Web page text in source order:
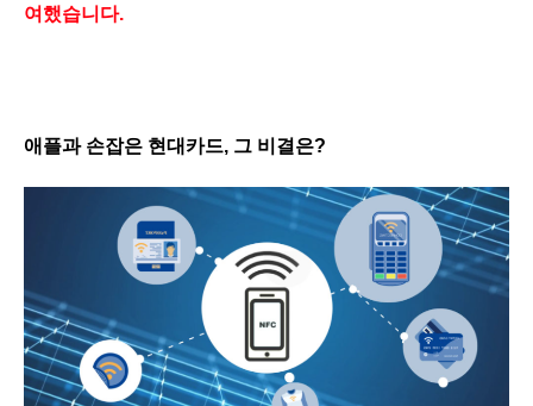
여했습니다.
애플과 손잡은 현대카드, 그 비결은?